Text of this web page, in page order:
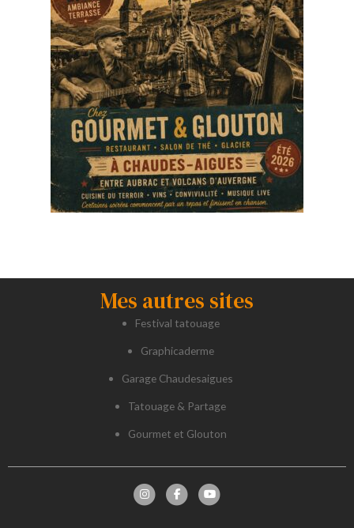
Mes autres sites
Festival tatouage
Graphicaderme
Garage Chaudesaigues
Tatouage & Partage
Gourmet et Glouton